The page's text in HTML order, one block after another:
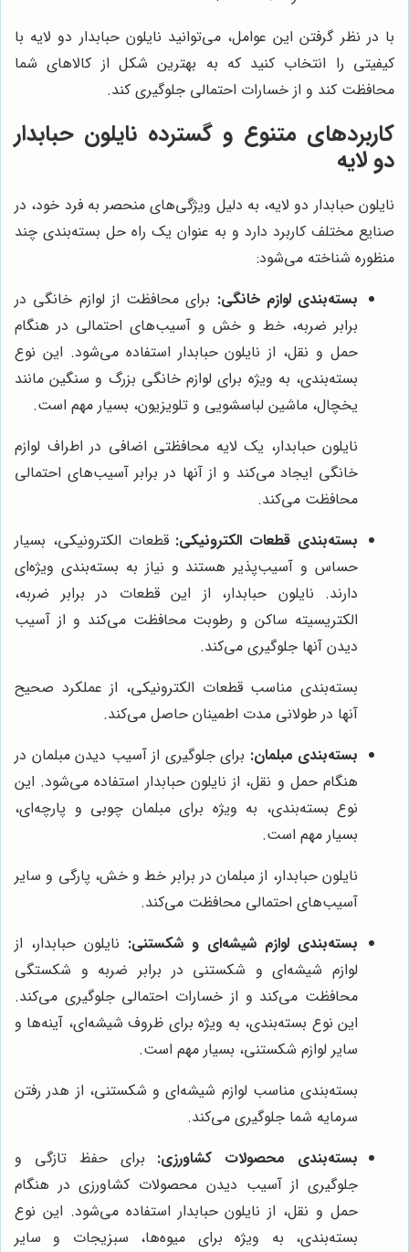
با در نظر گرفتن این عوامل، می‌توانید نایلون حبابدار دو لایه با
کیفیتی را انتخاب کنید که به بهترین شکل از کالاهای شما
محافظت کند و از خسارات احتمالی جلوگیری کند.
کاربردهای متنوع و گسترده نایلون حبابدار
دو لایه
نایلون حبابدار دو لایه، به دلیل ویژگی‌های منحصر به فرد خود، در
صنایع مختلف کاربرد دارد و به عنوان یک راه حل بسته‌بندی چند
منظوره شناخته می‌شود:
بسته‌بندی لوازم خانگی: برای محافظت از لوازم خانگی در
برابر ضربه، خط و خش و آسیب‌های احتمالی در هنگام
حمل و نقل، از نایلون حبابدار استفاده می‌شود. این نوع
بسته‌بندی، به ویژه برای لوازم خانگی بزرگ و سنگین مانند
یخچال، ماشین لباسشویی و تلویزیون، بسیار مهم است.
نایلون حبابدار، یک لایه محافظتی اضافی در اطراف لوازم
خانگی ایجاد می‌کند و از آنها در برابر آسیب‌های احتمالی
محافظت می‌کند.
بسته‌بندی قطعات الکترونیکی: قطعات الکترونیکی، بسیار
حساس و آسیب‌پذیر هستند و نیاز به بسته‌بندی ویژه‌ای
دارند. نایلون حبابدار، از این قطعات در برابر ضربه،
الکتریسیته ساکن و رطوبت محافظت می‌کند و از آسیب
دیدن آنها جلوگیری می‌کند.
بسته‌بندی مناسب قطعات الکترونیکی، از عملکرد صحیح
آنها در طولانی مدت اطمینان حاصل می‌کند.
بسته‌بندی مبلمان: برای جلوگیری از آسیب دیدن مبلمان در
هنگام حمل و نقل، از نایلون حبابدار استفاده می‌شود. این
نوع بسته‌بندی، به ویژه برای مبلمان چوبی و پارچه‌ای،
بسیار مهم است.
نایلون حبابدار، از مبلمان در برابر خط و خش، پارگی و سایر
آسیب‌های احتمالی محافظت می‌کند.
بسته‌بندی لوازم شیشه‌ای و شکستنی: نایلون حبابدار، از
لوازم شیشه‌ای و شکستنی در برابر ضربه و شکستگی
محافظت می‌کند و از خسارات احتمالی جلوگیری می‌کند.
این نوع بسته‌بندی، به ویژه برای ظروف شیشه‌ای، آینه‌ها و
سایر لوازم شکستنی، بسیار مهم است.
بسته‌بندی مناسب لوازم شیشه‌ای و شکستنی، از هدر رفتن
سرمایه شما جلوگیری می‌کند.
بسته‌بندی محصولات کشاورزی: برای حفظ تازگی و
جلوگیری از آسیب دیدن محصولات کشاورزی در هنگام
حمل و نقل، از نایلون حبابدار استفاده می‌شود. این نوع
بسته‌بندی، به ویژه برای میوه‌ها، سبزیجات و سایر